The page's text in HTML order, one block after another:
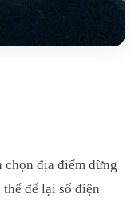
chọn địa điểm dừng
để lại số điện